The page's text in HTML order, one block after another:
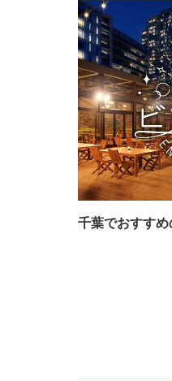
千葉でおすす